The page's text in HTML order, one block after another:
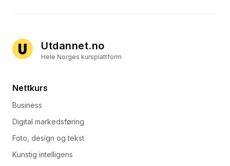
Utdannet.no
Hele Norges kursplattform
Nettkurs
Business
Digital markedsføring
Foto, design og tekst
Kunstig intelligens